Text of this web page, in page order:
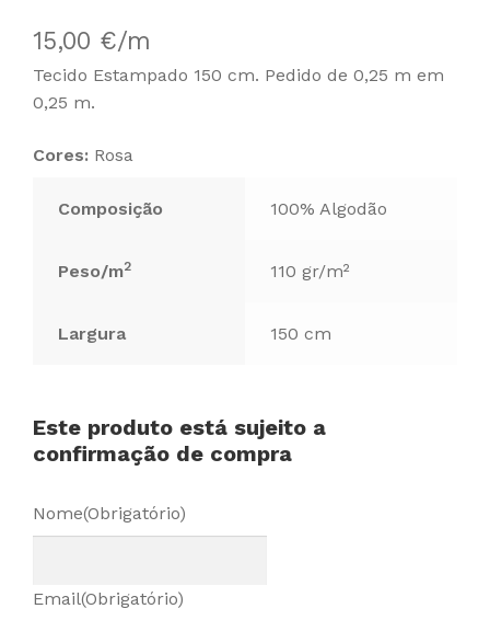
15,00 €/m
Tecido Estampado 150 cm. Pedido de 0,25 m em
0,25 m.
Cores: Rosa
Composição 100% Algodão
Peso/m2 110 gr/m²
Largura 150 cm
Este produto está sujeito a
confirmação de compra
Nome(Obrigatório)
Email(Obrigatório)